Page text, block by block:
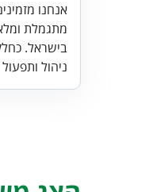
אנחנו
מתגמלת
בישראל.
ניהול